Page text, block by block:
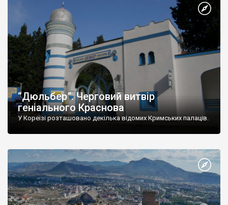
“Дюльбер”. Черговий витвір
геніального Краснова
У Кореїзі розташовано декілька відомих Кримських палаців.